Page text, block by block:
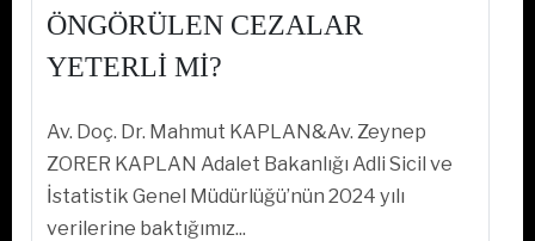
ÖNGÖRÜLEN CEZALAR
YETERLİ Mİ?
Av. Doç. Dr. Mahmut KAPLAN&Av. Zeynep
ZORER KAPLAN Adalet Bakanlığı Adli Sicil ve
İstatistik Genel Müdürlüğü’nün 2024 yılı
verilerine baktığımız...